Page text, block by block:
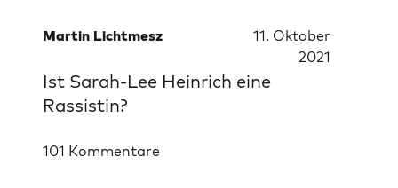
Martin Lichtmesz
11. Oktober
2021
Ist Sarah-Lee Heinrich eine
Rassistin?
101 Kommentare